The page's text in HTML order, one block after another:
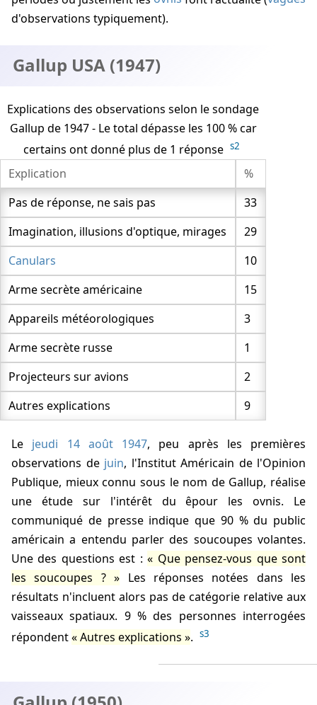
CISU (1987)
Link/Ovni Présence (1988)
Gallup Miror of America
Orange County Register (CA)
Université de Carleton (Ottawa, Canada) (1993-
Presse de Medford, Wisconsin (1994)
Scripps Howard News Service/Université de
Durant (1995)
George Magazine (1996)
êe Poll (1997)
ITV 1997
Gallup 1997
Canada (1997)
Daily Mail/ICM
Ropper (1999)
ROAR
Life Magazine (2000)
Bild der Wissenschaf
IMAS
Sky News
Quark
Roper
Gallup
Le Figaro
d'observations typiquement).
Gallup USA (1947)
Explications des observations selon le sondage
Gallup de 1947 - Le total dépasse les 100 % car
certains ont donné plus de 1 réponse s2
Explication
%
Pas de réponse, ne sais pas
33
Imagination, illusions d'optique, mirages
29
Canulars
10
Arme secrète américaine
15
Appareils météorologiques
3
Arme secrète russe
1
Projecteurs sur avions
2
Autres explications
9
Le jeudi 14 août 1947, peu après les premières
observations de juin, l'Institut Américain de l'Opinion
Publique, mieux connu sous le nom de Gallup, réalise
une étude sur l'intérêt du êpour les ovnis. Le
communiqué de presse indique que 90 % du public
américain a entendu parler des soucoupes volantes.
Une des questions est :
Que pensez-vous que sont
les soucoupes ?
Les réponses notées dans les
résultats n'incluent alors pas de catégorie relative aux
vaisseaux spatiaux. 9 % des personnes interrogées
répondent
Autres explications . s3